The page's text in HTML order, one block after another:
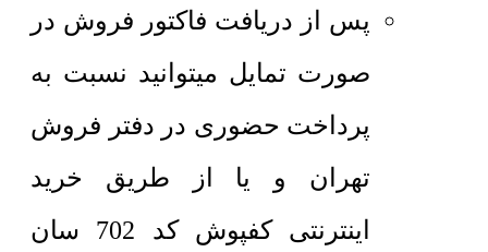
پس از دریافت فاکتور فروش در
صورت تمایل میتوانید نسبت به
پرداخت حضوری در دفتر فروش
تهران و یا از طریق خرید
اینترنتی کفپوش کد 702 سان